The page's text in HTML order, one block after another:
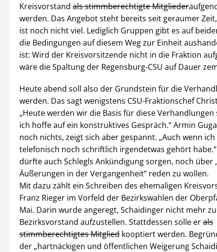
Kreisvorstand als stimmberechtigte Mitglieder
werden. Das Angebot steht bereits seit geraumer
ist noch nicht viel. Lediglich Gruppen gibt es auf
die Bedingungen auf diesem Weg zur Einheit
ist: Wird der Kreisvorsitzende nicht in die Fraktion
wäre die Spaltung der Regensburg-CSU auf Dauer
Heute abend soll also der Grundstein für die
werden. Das sagt wenigstens CSU-Fraktionschef
„Heute werden wir die Basis für diese
ich hoffe auf ein konstruktives Gespräch.“ Armin
noch nichts, zeigt sich aber gespannt. „Auch wenn
telefonisch noch schriftlich irgendetwas gehört
dürfte auch Schlegls Ankündigung sorgen, noch über
Äußerungen in der Vergangenheit“ reden zu wollen.
Mit dazu zählt ein Schreiben des ehemaligen
Franz Rieger im Vorfeld der Bezirkswahlen der
Mai. Darin wurde angeregt, Schaidinger nicht mehr
Bezirksvorstand aufzustellen. Stattdessen solle erals
stimmberechtigtes Mitglied kooptiert werden.
der „hartnäckigen und öffentlichen Weigerung